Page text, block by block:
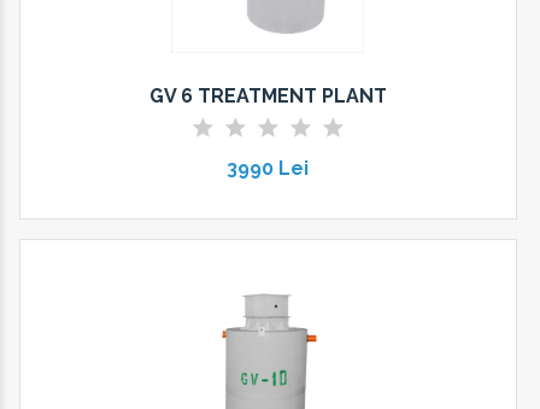
GV 6 TREATMENT PLANT
3990 Lei